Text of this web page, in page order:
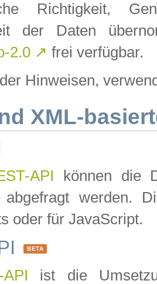
Richtigkeit,
der Daten
2.0 ↗ frei verfügbar.
Hinweisen,
XML-
API können die
abgefragt werden.
oder für JavaScript.
BETA
ist die